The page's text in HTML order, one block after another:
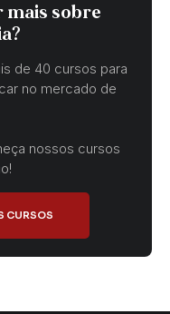
mais sobre
de 40 cursos para
no mercado de
nossos cursos
CURSOS